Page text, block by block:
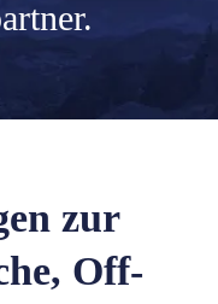
zur
Off-